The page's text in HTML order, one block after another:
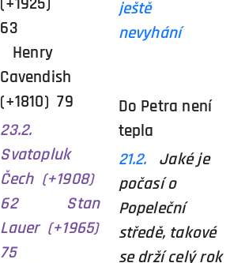
63
Henry
Cavendish
(+1810) 79
23.2.
Svatopluk
Čech (+1908)
62 Stan
Lauer (+1965)
75
ještě
nevyhání
Do Petra není
tepla
21.2.
Jaké je
počasí o
Popeleční
středě, takové
se drží celý rok